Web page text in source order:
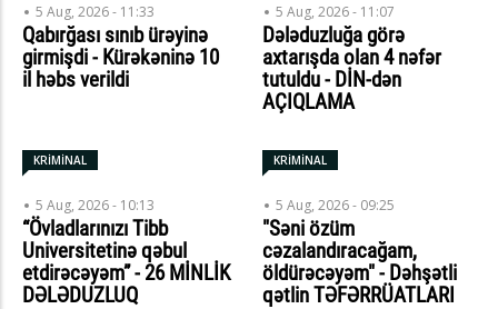
5 Aug, 2026 - 11:33
Qabırğası sınıb ürəyinə
girmişdi - Kürəkəninə 10
il həbs verildi
5 Aug, 2026 - 11:07
Dələduzluğa görə
axtarışda olan 4 nəfər
tutuldu - DİN-dən
AÇIQLAMA
KRİMİNAL
5 Aug, 2026 - 10:13
“Övladlarınızı Tibb
Universitetinə qəbul
etdirəcəyəm” - 26 MİNLİK
DƏLƏDUZLUQ
KRİMİNAL
5 Aug, 2026 - 09:25
"Səni özüm
cəzalandıracağam,
öldürəcəyəm" - Dəhşətli
qətlin TƏFƏRRÜATLARI